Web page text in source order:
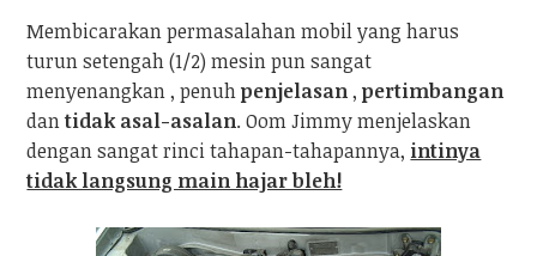
Membicarakan permasalahan mobil yang harus
turun setengah (1/2) mesin pun sangat
menyenangkan , penuhpenjelasan,pertimbangan
dantidak asal-asalan. Oom Jimmy menjelaskan
dengan sangat rinci tahapan-tahapannya, intinya
tidak langsung main hajar bleh!